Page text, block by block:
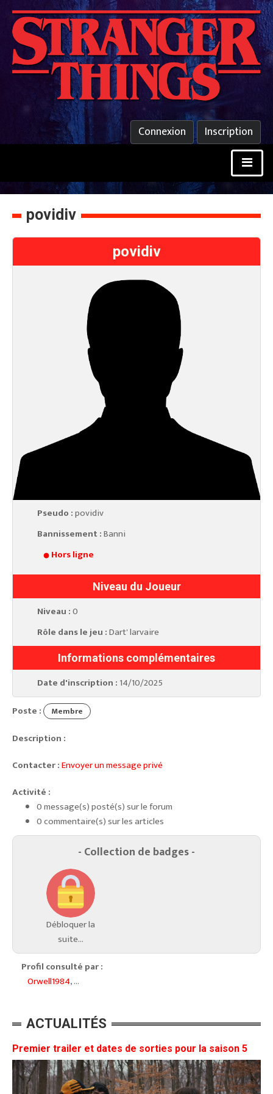
Inscription
Connexion
povidiv
povidiv
Pseudo :povidiv
Bannissement :Banni
Hors ligne
Niveau du Joueur
Niveau :0
Rôle dans le jeu :Dart' larvaire
Informations complémentaires
Date d'inscription : 14/10/2025
Poste :
Membre
Description :
Contacter :Envoyer un message privé
Activité :
0 message(s) posté(s) sur le forum
0 commentaire(s) sur les articles
- Collection de badges -
Débloquer la
suite...
Profil consulté par :
Orwell1984, ...
ACTUALITÉS
Premier trailer et dates de sorties pour la saison 5